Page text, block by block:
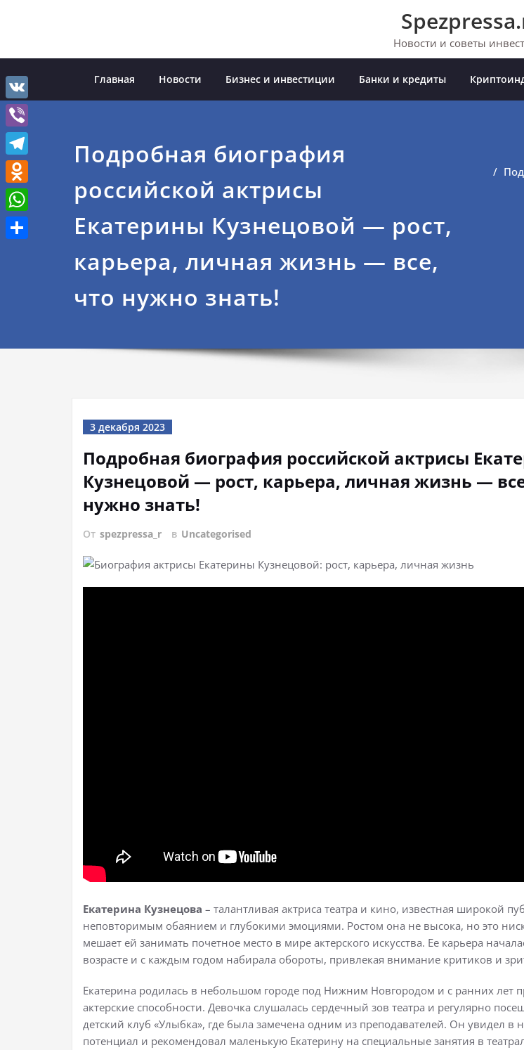
Новости и советы
Главная Новости Бизнес и инвестиции Банки и кредиты
Подробная биография
российской актрисы
Екатерины Кузнецовой — рост,
карьера, личная жизнь — все,
что нужно знать!
3 декабря 2023
Подробная биография российской актрисы
Кузнецовой — рост, карьера, личная жизнь —
нужно знать!
От spezpressa_r в Uncategorised
Екатерина Кузнецова – талантливая актриса театра и кино, известная широкой
неповторимым обаянием и глубокими эмоциями. Ростом она не высока, но это
мешает ей занимать почетное место в мире актерского искусства. Ее карьера
возрасте и с каждым годом набирала обороты, привлекая внимание критиков и
Екатерина родилась в небольшом городе под Нижним Новгородом и с ранних лет
актерские способности. Девочка слушалась сердечный зов театра и регулярно
детский клуб «Улыбка», где была замечена одним из преподавателей. Он увидел в
потенциал и рекомендовал маленькую Екатерину на специальные занятия в
VK
Viber
Telegram
Odnoklassniki
WhatsApp